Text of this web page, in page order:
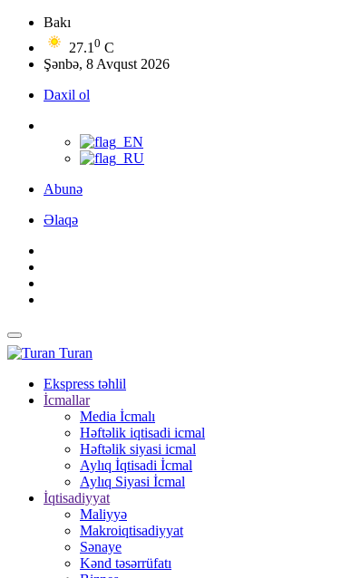
Bakı
27.1 0 C
Şənbə, 8 Avqust 2026
Daxil ol
Abunə
Əlaqə
Turan
Ekspress təhlil
İcmallar
Media İcmalı
Həftəlik iqtisadi icmal
Həftəlik siyasi icmal
Aylıq İqtisadi İcmal
Aylıq Siyasi İcmal
İqtisadiyyat
Maliyyə
Makroiqtisadiyyat
Sənaye
Kənd təsərrüfatı